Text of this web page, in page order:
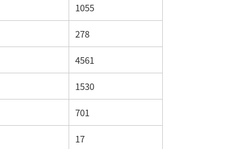
1055
278
4561
1530
701
17